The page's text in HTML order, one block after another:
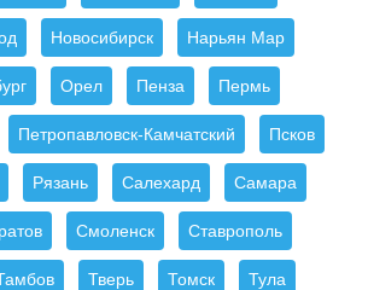
Новосибирск Нарьян Мар
Орел Пенза Пермь
Петропавловск-Камчатский Псков
Рязань Салехард Самара
Смоленск Ставрополь
Тверь Томск Тула